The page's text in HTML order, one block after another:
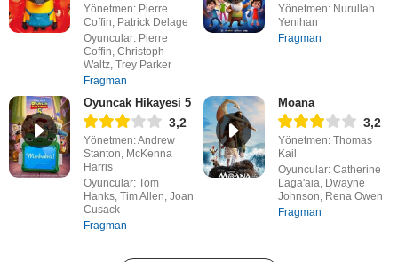
Yönetmen: Pierre
Coffin, Patrick Delage
Oyuncular: Pierre
Coffin, Christoph
Waltz, Trey Parker
Fragman
Yönetmen: Nurullah
Yenihan
Fragman
Oyuncak Hikayesi 5
3,2
Yönetmen: Andrew
Stanton, McKenna
Harris
Oyuncular: Tom
Hanks, Tim Allen, Joan
Cusack
Fragman
Moana
3,2
Yönetmen: Thomas
Kail
Oyuncular: Catherine
Laga'aia, Dwayne
Johnson, Rena Owen
Fragman